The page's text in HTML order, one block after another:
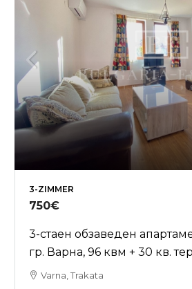
3-ZIMMER
750€
3-стаен обзаведен
гр. Варна, 96 квм + 30 кв.
Varna, Trakata